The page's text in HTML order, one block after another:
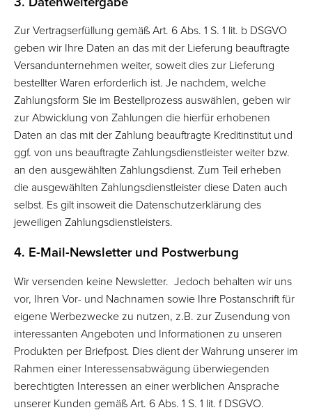
Zur Vertragserfüllung gemäß Art. 6 Abs. 1 S. 1 lit. b DSGVO
geben wir Ihre Daten an das mit der Lieferung beauftragte
Versandunternehmen weiter, soweit dies zur Lieferung
bestellter Waren erforderlich ist. Je nachdem, welche
Zahlungsform Sie im Bestellprozess auswählen, geben wir
zur Abwicklung von Zahlungen die hierfür erhobenen
Daten an das mit der Zahlung beauftragte Kreditinstitut und
ggf. von uns beauftragte Zahlungsdienstleister weiter bzw.
an den ausgewählten Zahlungsdienst. Zum Teil erheben
die ausgewählten Zahlungsdienstleister diese Daten auch
selbst. Es gilt insoweit die Datenschutzerklärung des
jeweiligen Zahlungsdienstleisters.
4. E-Mail-Newsletter und Postwerbung
Wir versenden keine Newsletter. Jedoch behalten wir uns
vor, Ihren Vor- und Nachnamen sowie Ihre Postanschrift für
eigene Werbezwecke zu nutzen, z.B. zur Zusendung von
interessanten Angeboten und Informationen zu unseren
Produkten per Briefpost. Dies dient der Wahrung unserer im
Rahmen einer Interessensabwägung überwiegenden
berechtigten Interessen an einer werblichen Ansprache
unserer Kunden gemäß Art. 6 Abs. 1 S. 1 lit. f DSGVO.